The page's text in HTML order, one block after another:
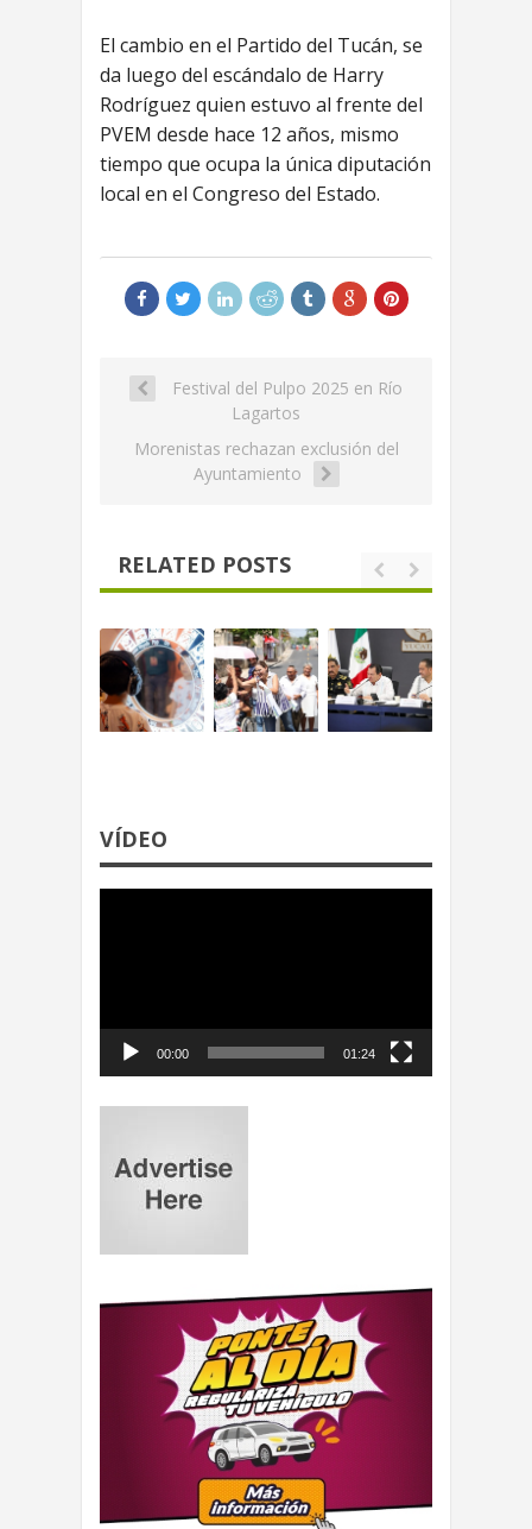
El cambio en el Partido del Tucán, se
da luego del escándalo de Harry
Rodríguez quien estuvo al frente del
PVEM desde hace 12 años, mismo
tiempo que ocupa la única diputación
local en el Congreso del Estado.
Festival del Pulpo 2025 en Río
Lagartos
Morenistas rechazan exclusión del
Ayuntamiento
RELATED POSTS
VÍDEO
00:00 01:24